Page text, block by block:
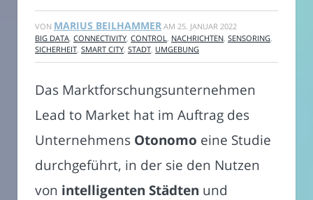
VON MARIUS BEILHAMMER AM 25. JANUAR 2022
BIG DATA CONNECTIVITY CONTROL NACHRICHTEN SENSORING
SICHERHEIT SMART CITY STADT UMGEBUNG
Das Marktforschungsunternehmen
Lead to Market hat im Auftrag des
Unternehmens Otonomo eine Studie
durchgeführt, in der sie den Nutzen
von intelligenten Städten und